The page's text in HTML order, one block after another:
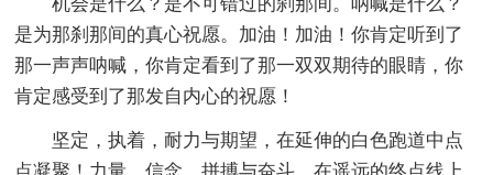
是为那刹那间的真心祝愿。加油！加油！你肯定听到了
那一声声呐喊，你肯定看到了那一双双期待的眼睛，你
肯定感受到了那发自内心的祝愿！
坚定，执着，耐力与期望，在延伸的白色跑道中点